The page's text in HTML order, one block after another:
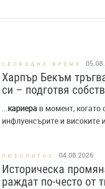
СВОБОДНО ВРЕМЕ
Харпър Бекъм
си – подготвя
...кариера в момент,
инфлуенсърите и високите
ЛЮБОПИТНО 04.08.2026
Историческа
раждат по-често от